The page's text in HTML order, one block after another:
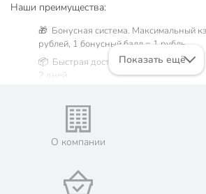
Наши преимущества:
🎁 Бонусная система. Максимальный
рублей, 1 бонусный балл = 1 рубль.
📦 Быстрая доставка. Самовывоз от 60
2 дней.
Жители Московской области могут
его онлайн на официальном сайте
💳 Оплата: онлайн на сайте интернет-
🛍 Скидки, акции, распродажи каждый
📜 Только оригинальная продукция.
Показать ещё
О компании